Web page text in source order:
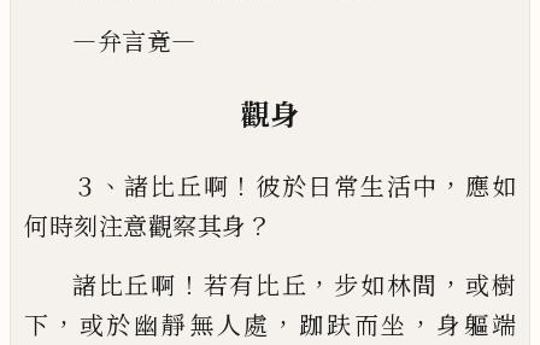
—弁言竟—
觀身
３ 、諸比丘啊 ！ 彼於日常生活中 ， 應如
何時刻注意觀察其身 ？
諸比丘啊 ！ 若有比丘 ， 步如林間 ， 或樹
下 ， 或於幽靜無人處 ， 跏趺而坐 ， 身軀端